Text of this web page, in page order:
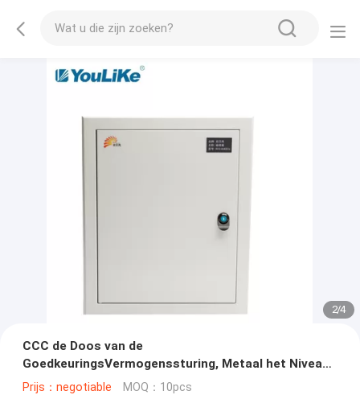
2/4
CCC de Doos van de
GoedkeuringsVermogenssturing, Metaal het Niveau
van de Eenheidsbijlage Van de consument IP40
Prijs：negotiable MOQ：10pcs